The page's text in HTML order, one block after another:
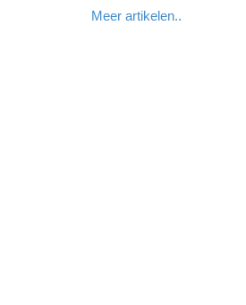
Meer artikelen..